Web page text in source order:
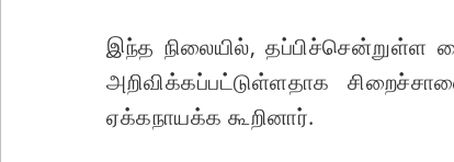
இந்த நிலையில்,
அறிவிக்கப்பட்டுள்ளதாக
ஏக்கநாயக்க கூறினார்.